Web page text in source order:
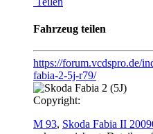
Fahrzeug teilen
https://forum.vcdspro.de/
fabia-2-5j-r79/
Copyright:
M 93, Skoda Fabia II